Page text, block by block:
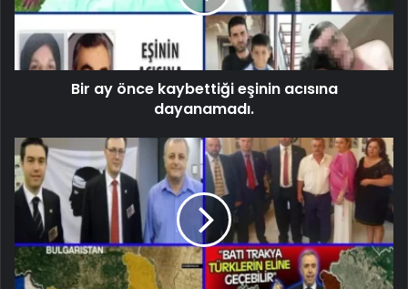
Bir ay önce kaybettiği eşinin acısına
dayanamadı.